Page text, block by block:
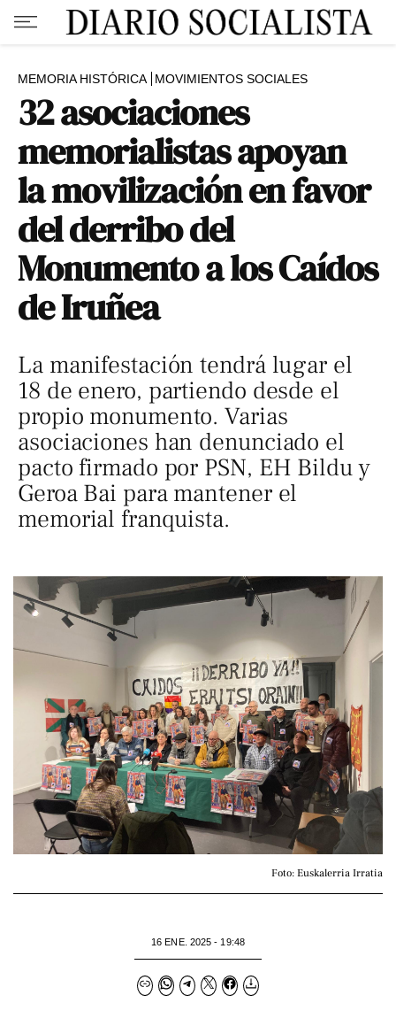
MEMORIA HISTÓRICA MOVIMIENTOS SOCIALES
32 asociaciones
memorialistas apoyan
la movilización en favor
del derribo del
Monumento a los Caídos
de Iruñea
La manifestación tendrá lugar el
18 de enero, partiendo desde el
propio monumento. Varias
asociaciones han denunciado el
pacto firmado por PSN, EH Bildu y
Geroa Bai para mantener el
memorial franquista.
Foto: Euskalerria Irratia
16 ENE. 2025 - 19:48